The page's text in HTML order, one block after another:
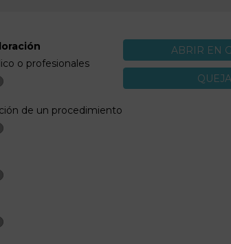
o profesionales
de un procedimiento
ABRIR EN